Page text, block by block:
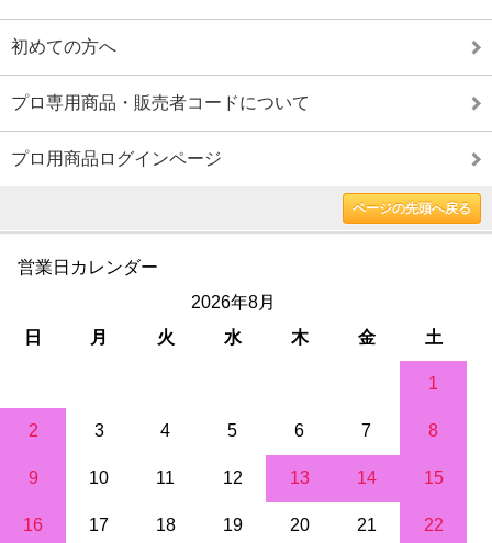
初めての方へ
プロ専用商品・販売者コードについて
プロ用商品ログインページ
ページの先頭へ戻る
営業日カレンダー
2026年8月
日
月 火 水 木 金 土
1
2 3 4 5 6 7 8
9 10 11 12 13 14 15
16 17 18 19 20 21 22